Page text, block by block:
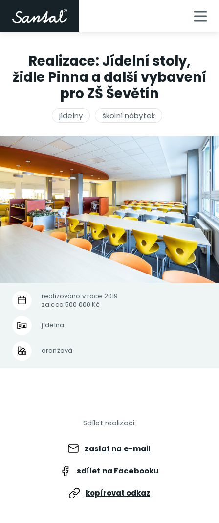
Realizace: Jídelní stoly,
židle Pinna a další vybavení
pro ZŠ Ševětín
jídelny školní nábytek
realizováno v roce 2019
za cca 500 000 Kč
jídelna
oranžová
Sdílet realizaci:
zaslat na e-mail
sdílet na Facebooku
kopírovat odkaz